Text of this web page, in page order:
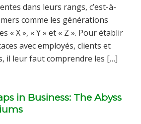
dans leurs rangs, c’est-à-
comme les générations
« X », « Y » et « Z ». Pour établir
avec employés, clients et
il leur faut comprendre les […]
in Business: The Abyss